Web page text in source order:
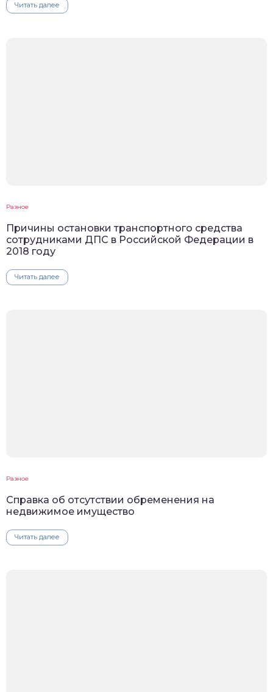
Читать далее
Разное
Причины остановки транспортного средства
сотрудниками ДПС в Российской Федерации в
2018 году
Читать далее
Разное
Справка об отсутствии обременения на
недвижимое имущество
Читать далее